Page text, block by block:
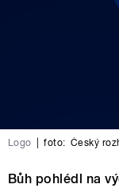
Logo foto: Český
Bůh pohlédl na